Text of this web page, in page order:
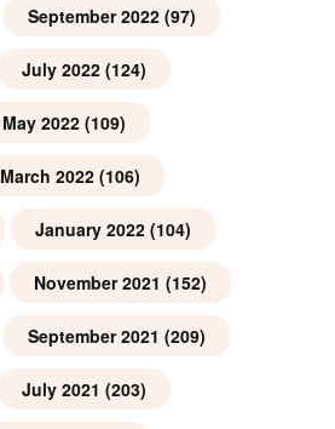
September 2022 (97)
July 2022 (124)
May 2022 (109)
March 2022 (106)
January 2022 (104)
November 2021 (152)
September 2021 (209)
July 2021 (203)